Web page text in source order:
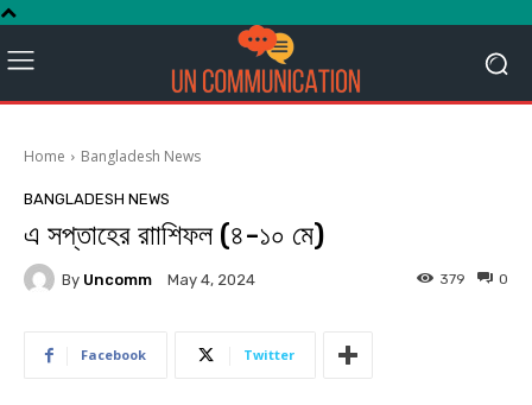
Home Bangladesh News
BANGLADESH NEWS
এ সপ্তাহের রাাশিফল (৪-১০ মে)
By Uncomm May 4, 2024 0
379
Facebook Twitter